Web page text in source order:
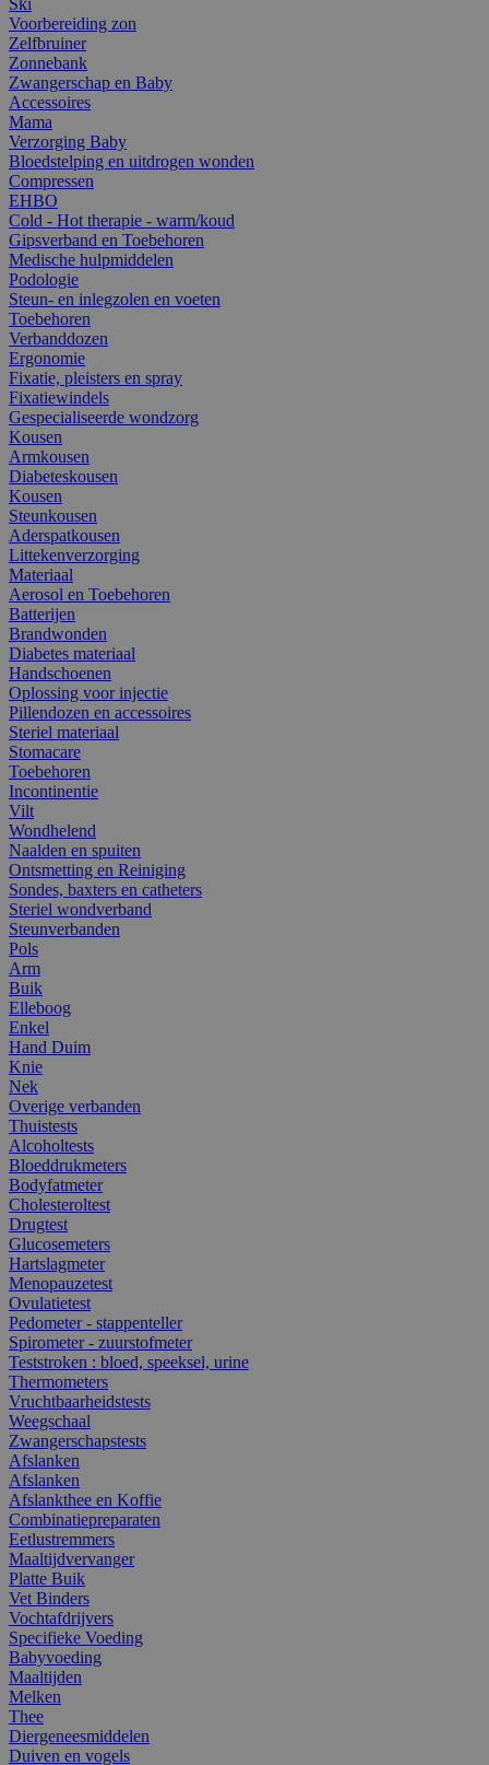
Voorbereiding zon
Zelfbruiner
Zonnebank
Zwangerschap en Baby
Accessoires
Mama
Verzorging Baby
Bloedstelping en uitdrogen wonden
Compressen
EHBO
Cold - Hot therapie - warm/koud
Gipsverband en Toebehoren
Medische hulpmiddelen
Podologie
Steun- en inlegzolen en voeten
Toebehoren
Verbanddozen
Ergonomie
Fixatie, pleisters en spray
Fixatiewindels
Gespecialiseerde wondzorg
Kousen
Armkousen
Diabeteskousen
Kousen
Steunkousen
Aderspatkousen
Littekenverzorging
Materiaal
Aerosol en Toebehoren
Batterijen
Brandwonden
Diabetes materiaal
Handschoenen
Oplossing voor injectie
Pillendozen en accessoires
Steriel materiaal
Stomacare
Toebehoren
Incontinentie
Vilt
Wondhelend
Naalden en spuiten
Ontsmetting en Reiniging
Sondes, baxters en catheters
Steriel wondverband
Steunverbanden
Pols
Arm
Buik
Elleboog
Enkel
Hand Duim
Knie
Nek
Overige verbanden
Thuistests
Alcoholtests
Bloeddrukmeters
Bodyfatmeter
Cholesteroltest
Drugtest
Glucosemeters
Hartslagmeter
Menopauzetest
Ovulatietest
Pedometer - stappenteller
Spirometer - zuurstofmeter
Teststroken : bloed, speeksel, urine
Thermometers
Vruchtbaarheidstests
Weegschaal
Zwangerschapstests
Afslanken
Afslanken
Afslankthee en Koffie
Combinatiepreparaten
Eetlustremmers
Maaltijdvervanger
Platte Buik
Vet Binders
Vochtafdrijvers
Specifieke Voeding
Babyvoeding
Maaltijden
Melken
Thee
Diergeneesmiddelen
Duiven en vogels